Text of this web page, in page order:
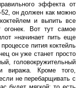
эффекта от
он должен как можно
и выпить все
огонек. Вот тут самое
»начинает пить еще
пития коктейль
он уже станет просто
головокружительный
виража. Кроме того,
не перебарщивать с